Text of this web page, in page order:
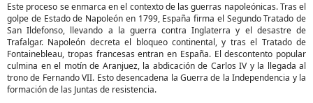
Este proceso se enmarca en el contexto de las guerras napoleónicas. Tras el
golpe de Estado de Napoleón en 1799, España firma el Segundo Tratado de
San Ildefonso, llevando a la guerra contra Inglaterra y el desastre de
Trafalgar. Napoleón decreta el bloqueo continental, y tras el Tratado de
Fontainebleau, tropas francesas entran en España. El descontento popular
culmina en el motín de Aranjuez, la abdicación de Carlos IV y la llegada al
trono de Fernando VII. Esto desencadena la Guerra de la Independencia y la
formación de las Juntas de resistencia.